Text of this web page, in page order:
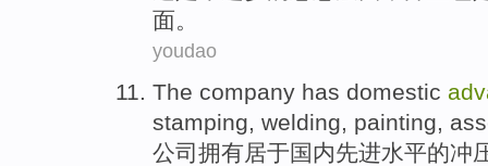
面。
youdao
The company has domestic
stamping, welding, painting,
公司 拥有居于国内先进水平的冲